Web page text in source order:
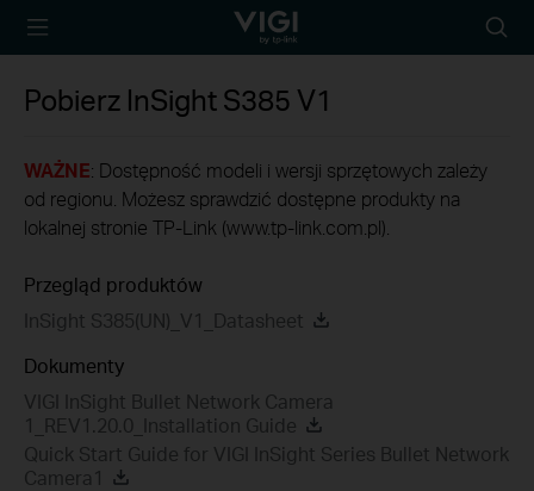
TP-Link, Reliably
Pobierz InSight S385 V1
WAŻNE: Dostępność modeli i wersji sprzętowych zależy
od regionu. Możesz sprawdzić dostępne produkty na
lokalnej stronie TP-Link (www.tp-link.com.pl).
Przegląd produktów
InSight S385(UN)_V1_Datasheet
Dokumenty
VIGI InSight Bullet Network Camera
1_REV1.20.0_Installation Guide
Quick Start Guide for VIGI InSight Series Bullet Network
Camera1